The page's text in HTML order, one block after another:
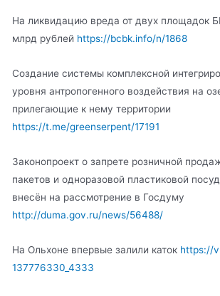
На ликвидацию вреда от двух площадок
млрд рублей https://bcbk.info/n/1868
Создание системы комплексной
уровня антропогенного воздействия на
прилегающие к нему территории
https://t.me/greenserpent/17191
Законопроект о запрете розничной
пакетов и одноразовой пластиковой
внесён на рассмотрение в Госдуму
http://duma.gov.ru/news/56488/
На Ольхоне впервые залили каток https://
137776330_4333